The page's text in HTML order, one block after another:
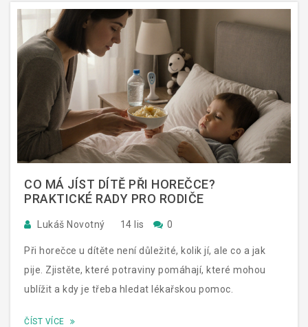
CO MÁ JÍST DÍTĚ PŘI HOREČCE?
PRAKTICKÉ RADY PRO RODIČE
Lukáš Novotný 14 lis 0
Při horečce u dítěte není důležité, kolik jí, ale co a jak
pije. Zjistěte, které potraviny pomáhají, které mohou
ublížit a kdy je třeba hledat lékařskou pomoc.
ČÍST VÍCE